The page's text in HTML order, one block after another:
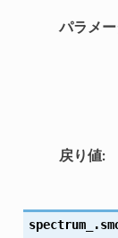
パラメー
戻り値: